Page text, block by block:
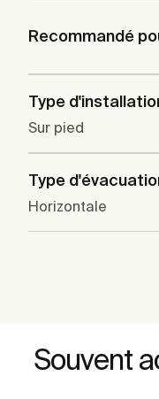
Recommandé
Type
Sur pied
Type
Horizontale
Souvent